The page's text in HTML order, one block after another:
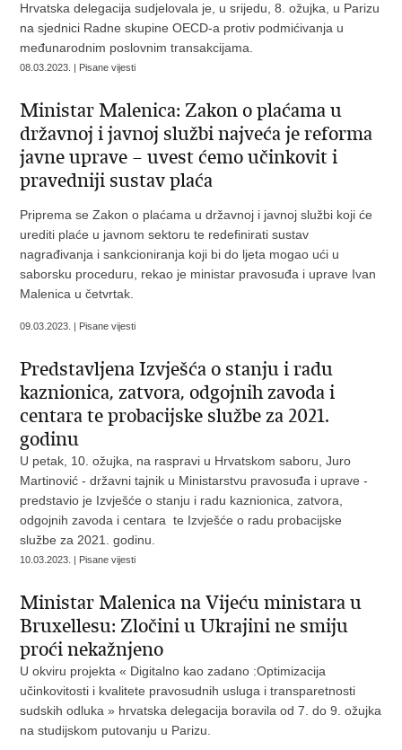
Hrvatska delegacija sudjelovala je, u srijedu, 8. ožujka, u Parizu
na sjednici Radne skupine OECD-a protiv podmićivanja u
međunarodnim poslovnim transakcijama.
08.03.2023. | Pisane vijesti
Ministar Malenica: Zakon o plaćama u
državnoj i javnoj službi najveća je reforma
javne uprave – uvest ćemo učinkovit i
pravedniji sustav plaća
Priprema se Zakon o plaćama u državnoj i javnoj službi koji će
urediti plaće u javnom sektoru te redefinirati sustav
nagrađivanja i sankcioniranja koji bi do ljeta mogao ući u
saborsku proceduru, rekao je ministar pravosuđa i uprave Ivan
Malenica u četvrtak.
09.03.2023. | Pisane vijesti
Predstavljena Izvješća o stanju i radu
kaznionica, zatvora, odgojnih zavoda i
centara te probacijske službe za 2021.
godinu
U petak, 10. ožujka, na raspravi u Hrvatskom saboru, Juro
Martinović - državni tajnik u Ministarstvu pravosuđa i uprave -
predstavio je Izvješće o stanju i radu kaznionica, zatvora,
odgojnih zavoda i centara te Izvješće o radu probacijske
službe za 2021. godinu.
10.03.2023. | Pisane vijesti
Ministar Malenica na Vijeću ministara u
Bruxellesu: Zločini u Ukrajini ne smiju
proći nekažnjeno
U okviru projekta « Digitalno kao zadano :Optimizacija
učinkovitosti i kvalitete pravosudnih usluga i transparetnosti
sudskih odluka » hrvatska delegacija boravila od 7. do 9. ožujka
na studijskom putovanju u Parizu.